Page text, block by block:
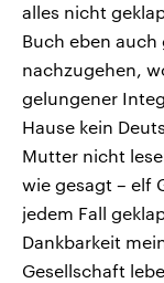
alles nicht
Buch eben
nachzugehen,
gelungener
Hause kein
Mutter nicht
wie gesagt – elf
jedem Fall
Dankbarkeit
Gesellschaft